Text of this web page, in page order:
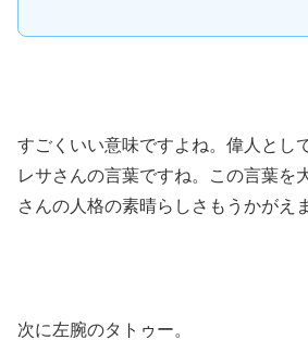
すごくいい意味ですよね。偉人とし
レサさんの言葉ですね。この言葉を
さんの人格の素晴らしさもうかがえ
次に左腕のタトゥー。